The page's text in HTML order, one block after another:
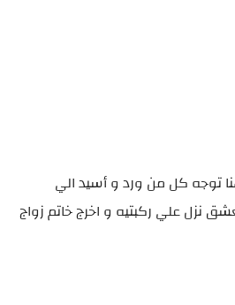
توجه كل من ورد و أسيد الي
نزل علي ركبتيه و اخرج خاتم زواج